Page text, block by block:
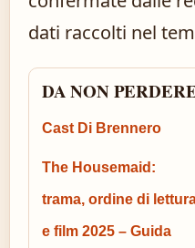
dati raccolti nel
DA NON
Cast Di Brennero
The Housemaid:
trama, ordine di
e film 2025 – Guida